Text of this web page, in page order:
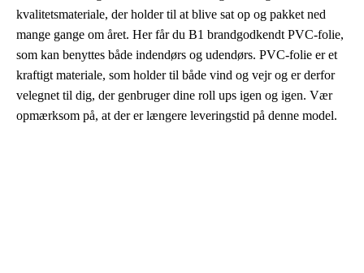
kvalitetsmateriale, der holder til at blive sat op og pakket ned
mange gange om året. Her får du B1 brandgodkendt PVC-folie,
som kan benyttes både indendørs og udendørs. PVC-folie er et
kraftigt materiale, som holder til både vind og vejr og er derfor
velegnet til dig, der genbruger dine roll ups igen og igen. Vær
opmærksom på, at der er længere leveringstid på denne model.